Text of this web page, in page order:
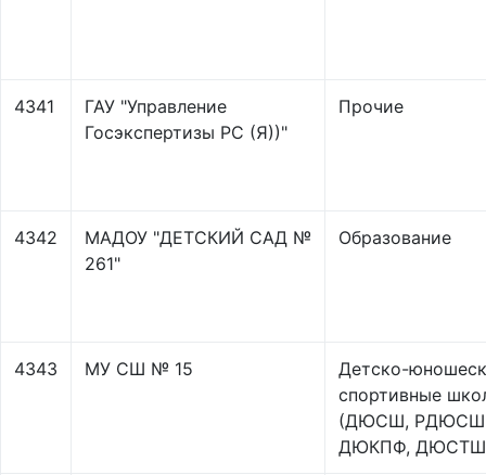
4341
ГАУ "Управление
Госэкспертизы РС (Я))"
Прочие
4342
МАДОУ "ДЕТСКИЙ САД №
261"
Образование
4343 МУ СШ № 15
Детско-
спортивные
(ДЮСШ,
ДЮКПФ,